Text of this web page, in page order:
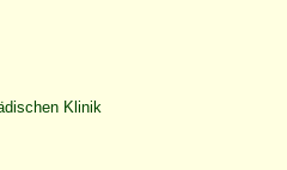
Klinik